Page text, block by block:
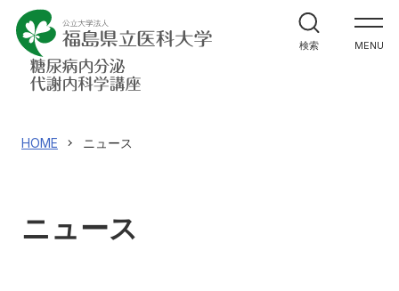
MENU
ホーム
ニュース
医学生・研修生の方へ
検索
HOME ニュース
ニュース